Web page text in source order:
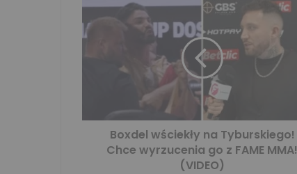
Boxdel wściekły na Tyburskiego!
Chce wyrzucenia go z FAME MMA!
(VIDEO)